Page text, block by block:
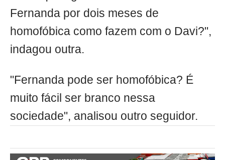
Fernanda por dois meses de
homofóbica como fazem com o Davi?",
indagou outra.
"Fernanda pode ser homofóbica? É
muito fácil ser branco nessa
sociedade", analisou outro seguidor.